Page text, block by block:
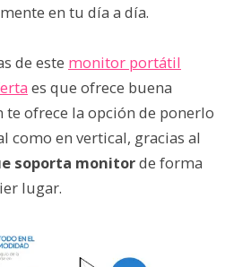
en tu día a día.
de este monitor portátil
es que ofrece buena
te ofrece la opción de ponerlo
como en vertical, gracias al
soporta monitorde forma
lugar.